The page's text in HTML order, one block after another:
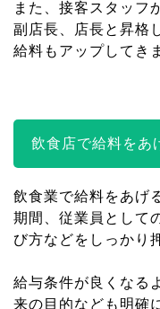
また、接客スタッフ
副店長、店長と昇格
給料もアップしてき
飲食店で給料をあ
飲食業で給料をあげ
期間、従業員として
び方などをしっかり
給与条件が良くなる
来の目的なども明確